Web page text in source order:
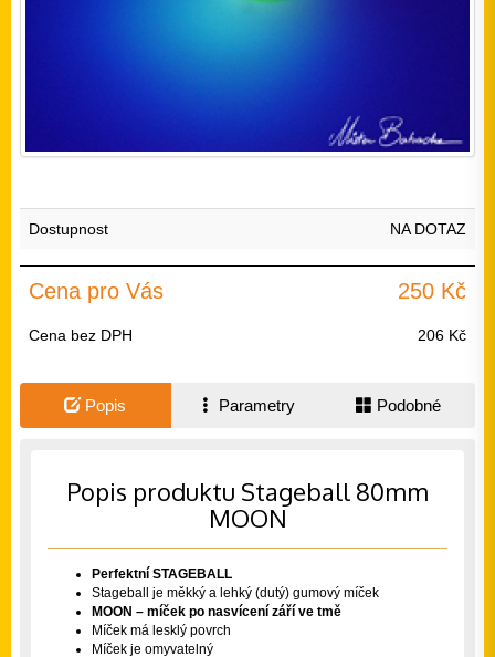
Dostupnost NA DOTAZ
Cena pro Vás 250 Kč
Cena bez DPH 206 Kč
Popis Parametry Podobné
Popis produktu Stageball 80mm
MOON
Perfektní STAGEBALL
Stageball je měkký a lehký (dutý) gumový míček
MOON – míček po nasvícení září ve tmě
Míček má lesklý povrch
Míček je omyvatelný